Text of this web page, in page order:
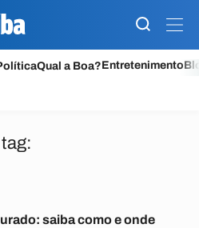
Qual a Boa?Entretenimento
saiba como e onde